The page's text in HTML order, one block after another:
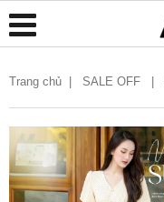
Trang chủ SALE OFF |